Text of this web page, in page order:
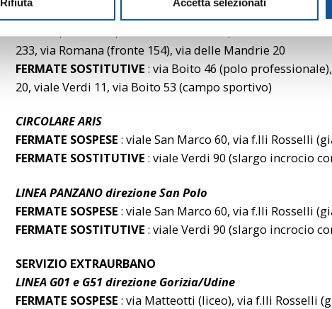
: via Matteotti (liceo), via f.lli Rosselli
Galilei 2, via Toti 7, via Randaccio 17/19, stazione
233, via Romana (fronte 154), via delle Mandrie 20
FERMATE SOSTITUTIVE : via Boito 46 (polo
20, viale Verdi 11, via Boito 53 (campo sportivo)
CIRCOLARE ARIS
FERMATE SOSPESE : viale San Marco 60, via f.lli Rosselli
FERMATE SOSTITUTIVE : viale Verdi 90 (slargo incrocio
LINEA PANZANO direzione San Polo
FERMATE SOSPESE : viale San Marco 60, via f.lli Rosselli
FERMATE SOSTITUTIVE : viale Verdi 90 (slargo incrocio
SERVIZIO EXTRAURBANO
LINEA G01 e G51 direzione Gorizia/Udine
FERMATE SOSPESE : via Matteotti (liceo), via f.lli Rosselli